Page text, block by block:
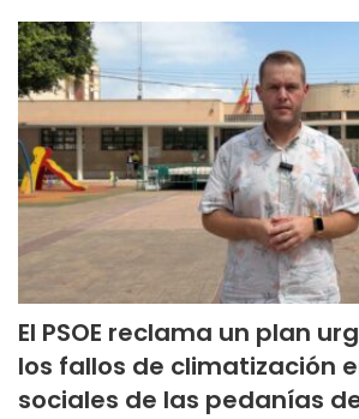
El PSOE reclama un plan
los fallos de climatización
sociales de las pedanías